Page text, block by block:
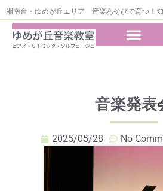
湘南台・ゆめが丘エリア 音楽あそびで育つ！
音楽発表
2025/05/28 No